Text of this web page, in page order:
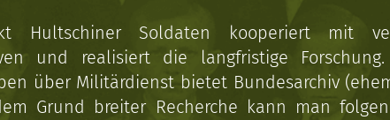
Hultschiner Soldaten kooperiert mit
und realisiert die langfristige
über Militärdienst bietet Bundesarchiv
Grund breiter Recherche kann man